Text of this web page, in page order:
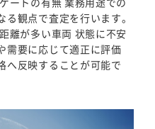
観点で査定を行います。
離が多い車両 状態に不安
需要に応じて適正に評価
へ反映することが可能で